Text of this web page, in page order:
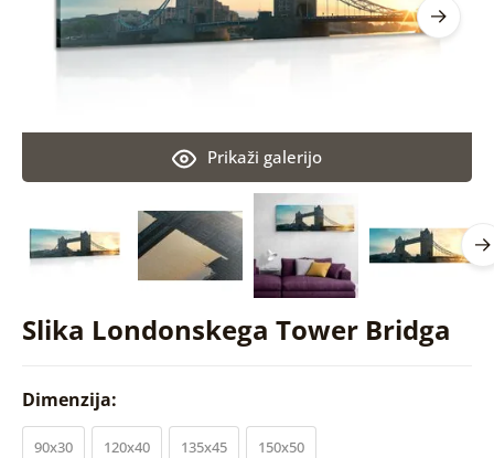
Slika Londonskega Tower Bridga
Prikaži galerijo
Dimenzija:
90x30 120x40 135x45 150x50